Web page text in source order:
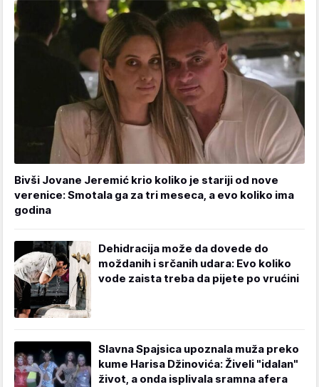
Bivši Jovane Jeremić krio koliko je stariji od nove
verenice: Smotala ga za tri meseca, a evo koliko ima
godina
Dehidracija može da dovede do
moždanih i srčanih udara: Evo koliko
vode zaista treba da pijete po vrućini
Slavna Spajsica upoznala muža preko
kume Harisa Džinovića: Živeli "idalan"
život, a onda isplivala sramna afera